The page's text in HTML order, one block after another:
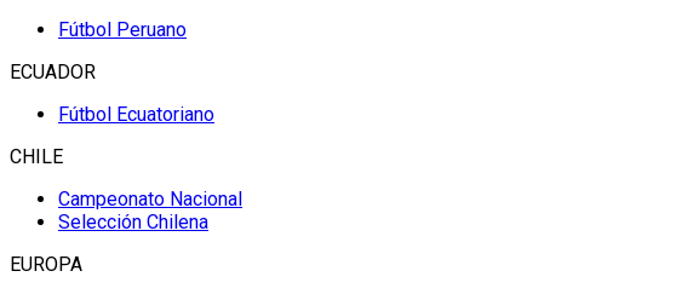
Fútbol Peruano
ECUADOR
Fútbol Ecuatoriano
CHILE
Campeonato Nacional
Selección Chilena
EUROPA